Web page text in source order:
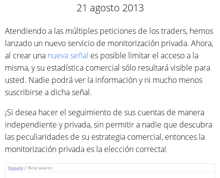
21 agosto 2013
Atendiendo a las múltiples peticiones de los traders, hemos
lanzado un nuevo servicio de monitorización privada. Ahora,
al crear una nueva señal es posible limitar el acceso a la
misma, y su estadística comercial sólo resultará visible para
usted. Nadie podrá ver la información y ni mucho menos
suscribirse a dicha señal.
¡Si desea hacer el seguimiento de sus cuentas de manera
independiente y privada, sin permitir a nadie que descubra
las peculiaridades de su estrategia comercial, entonces la
monitorización privada es la elección correcta!